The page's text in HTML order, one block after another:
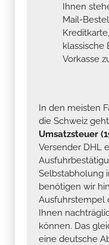
Ihnen
Mail-
klassische
Vorkasse
In den meisten
die Schweiz
Umsatzsteuer
Versender DHL
Selbstabholung
benötigen wir
Ausfuhrstempel
Ihnen
können. Das
eine deutsche